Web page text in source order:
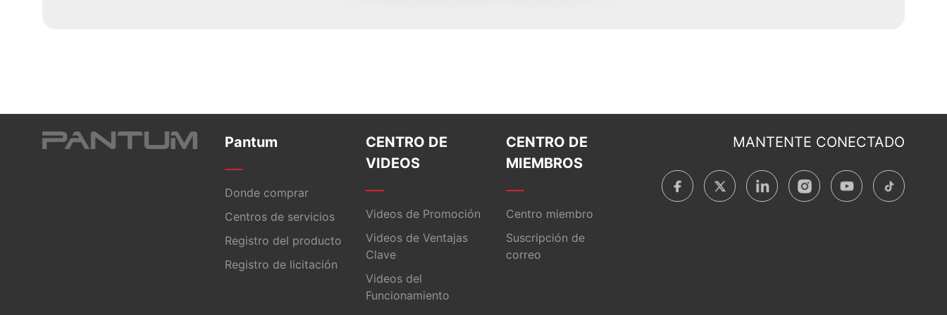
Pantum
Donde comprar
Centros de servicios
Registro del producto
Registro de licitación
CENTRO DE
VIDEOS
Videos de Promoción
Videos de Ventajas
Clave
Videos del
Funcionamiento
CENTRO DE
MIEMBROS
Centro miembro
Suscripción de
correo
MANTENTE CONECTADO